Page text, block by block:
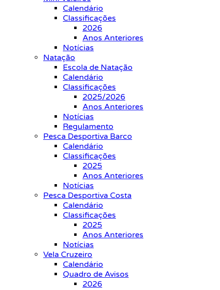
Calendário
Classificações
2026
Anos Anteriores
Notícias
Natação
Escola de Natação
Calendário
Classificações
2025/2026
Anos Anteriores
Notícias
Regulamento
Pesca Desportiva Barco
Calendário
Classificações
2025
Anos Anteriores
Notícias
Pesca Desportiva Costa
Calendário
Classificações
2025
Anos Anteriores
Notícias
Vela Cruzeiro
Calendário
Quadro de Avisos
2026